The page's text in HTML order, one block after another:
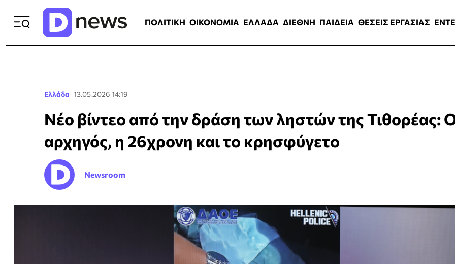
ΠΟΛΙΤΙΚΗ ΟΙΚΟΝΟΜΙΑ ΕΛΛΑΔΑ ΔΙΕΘΝΗ ΠΑΙΔΕΙΑ ΘΕΣΕΙΣ ΕΡΓΑΣΙΑΣ
Ελλάδα 13.05.2026 14:19
Νέο βίντεο από την δράση των ληστών της Τιθορέας:
αρχηγός, η 26χρονη και το κρησφύγετο
Newsroom